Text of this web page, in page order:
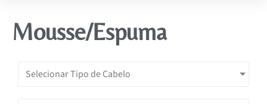
Unhas
Homem
Mousse/Espuma
Selecionar Tipo de Cabelo